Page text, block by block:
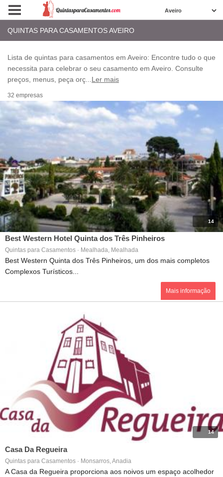
QUINTAS PARA CASAMENTOS AVEIRO
Lista de quintas para casamentos em Aveiro: Encontre tudo o que
necessita para celebrar o seu casamento em Aveiro. Consulte
preços, menus, peça orç
Ler mais
32 empresas
14
Best Western Hotel Quinta dos Três Pinheiros
Quintas para Casamentos · Mealhada, Mealhada
Best Western Quinta dos Três Pinheiros, um dos mais completos
Complexos Turísticos...
Mais informação
14
Casa Da Regueira
Quintas para Casamentos · Monsarros, Anadia
A Casa da Regueira proporciona aos noivos um espaço acolhedor